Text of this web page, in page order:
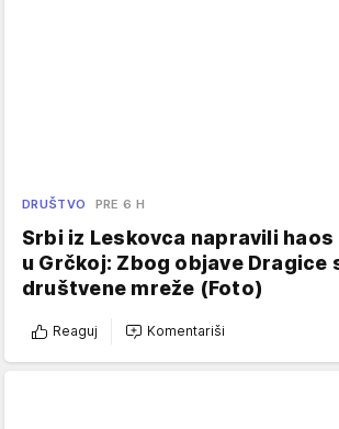
DRUŠTVO PRE 6 H
Srbi iz Leskovca napravili
u Grčkoj: Zbog objave Dragice
društvene mreže (Foto)
Reaguj Komentariši